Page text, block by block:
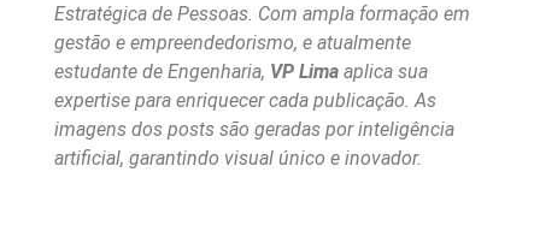
Estratégica de Pessoas. Com ampla formação em
gestão e empreendedorismo, e atualmente
estudante de Engenharia, VP Lima aplica sua
expertise para enriquecer cada publicação. As
imagens dos posts são geradas por inteligência
artificial, garantindo visual único e inovador.